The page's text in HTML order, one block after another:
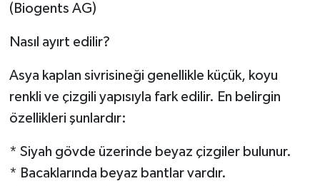
(Biogents AG⁠)
Nasıl ayırt edilir?
Asya kaplan sivrisineği genellikle küçük, koyu
renkli ve çizgili yapısıyla fark edilir. En belirgin
özellikleri şunlardır:
* Siyah gövde üzerinde beyaz çizgiler bulunur.
* Bacaklarında beyaz bantlar vardır.